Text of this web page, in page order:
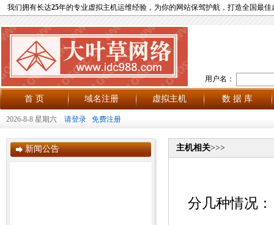
我们拥有长达25年的专业虚拟主机运维经验，为你的网站保驾护航，打造全国最佳
用户名：
首 页 域名注册 虚拟主机 数 据 库
2026-8-8 星期六 请登录 免费注册
新闻公告 主机相关>>>
分几种情况：